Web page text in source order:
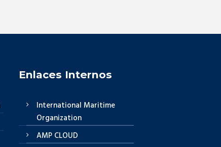
Enlaces Internos
International Maritime
Organization
AMP CLOUD